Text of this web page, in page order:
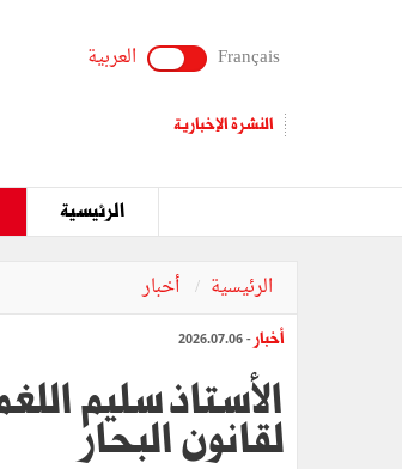
Français العربية
النشرة الإخبارية
الرئيسية
الرئيسية أخبار
أخبار - 2026.07.06
الأستاذ سليم
لقانون البحار